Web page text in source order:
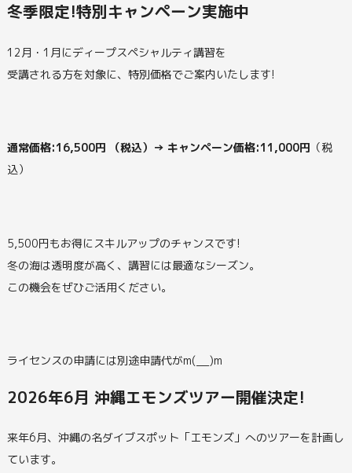
冬季限定!特別キャンペーン実施中
12月・1月にディープスペシャルティ講習を
受講される方を対象に、特別価格でご案内いたします!
通常価格:16,500円 （税込）→ キャンペーン価格:11,000円 （税
込）
5,500円もお得にスキルアップのチャンスです!
冬の海は透明度が高く、講習には最適なシーズン。
この機会をぜひご活用ください。
ライセンスの申請には別途申請代がm(__)m
2026年6月 沖縄エモンズツアー開催決定!
来年6月、沖縄の名ダイブスポット「エモンズ」へのツアーを計画し
ています。